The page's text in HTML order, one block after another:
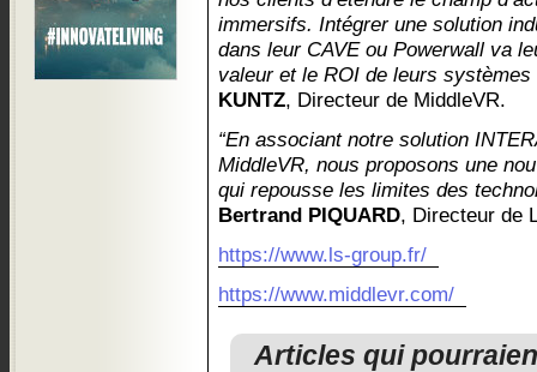
immersifs. Intégrer une solution
dans leur CAVE ou Powerwall va
valeur et le ROI de leurs systèmes
KUNTZ, Directeur de MiddleVR.
“En associant notre solution
MiddleVR, nous proposons une
qui repousse les limites des
Bertrand PIQUARD, Directeur de
https://www.ls-group.fr/
https://www.middlevr.com/
Articles qui